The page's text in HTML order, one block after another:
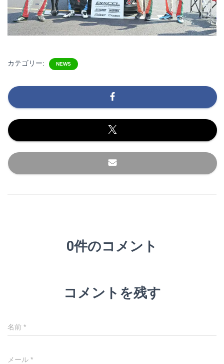
カテゴリー: NEWS
0件のコメント
コメントを残す
名前 *
メール *